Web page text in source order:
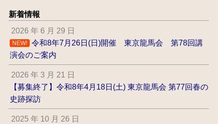
新着情報
2026 年 6 月 29 日
NEW! 令和8年7月26日(日)開催 東京龍馬会 第78回講
演会のご案内
2026 年 3 月 21 日
【募集終了】令和8年4月18日(土) 東京龍馬会 第77回春の
史跡探訪
2025 年 10 月 26 日